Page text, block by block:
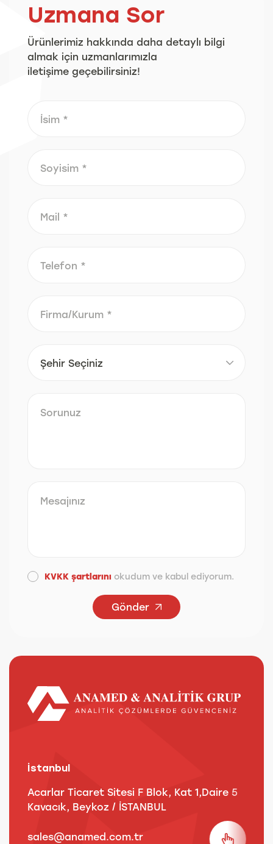
Uzmana Sor
Ürünlerimiz hakkında daha detaylı bilgi
almak için uzmanlarımızla
iletişime geçebilirsiniz!
KVKK şartlarını okudum ve kabul ediyorum.
Gönder
İstanbul
Acarlar Ticaret Sitesi F Blok, Kat 1,Daire 5
Kavacık, Beykoz / İSTANBUL
sales@anamed.com.tr